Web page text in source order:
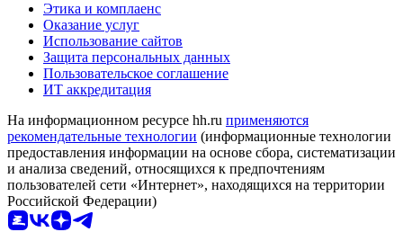
Этика и комплаенс
Оказание услуг
Использование сайтов
Защита персональных данных
Пользовательское соглашение
ИТ аккредитация
На информационном ресурсе hh.ru применяются
рекомендательные технологии (информационные технологии
предоставления информации на основе сбора, систематизации
и анализа сведений, относящихся к предпочтениям
пользователей сети «Интернет», находящихся на территории
Российской Федерации)